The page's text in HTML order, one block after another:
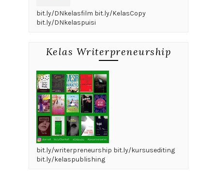
bit.ly/DNkelasfilm bit.ly/KelasCopy
bit.ly/DNkelaspuisi
Kelas Writerpreneurship
bit.ly/writerpreneurship bit.ly/kursusediting
bit.ly/kelaspublishing